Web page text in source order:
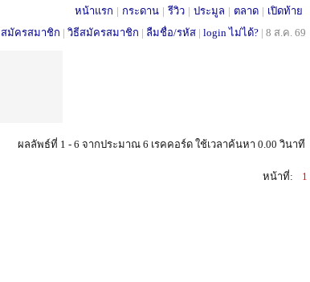
หน้าแรก | กระดาน | รีวิว | ประมูล | ตลาด | เปิดท้าย
สมัครสมาชิก | วิธีสมัครสมาชิก | ลืมชื่อ/รหัส | login ไม่ได้? | 8 ส.ค. 69
ผลลัพธ์ที่ 1 - 6 จากประมาณ 6 เรคคอร์ด ใช้เวลาค้นหา 0.00 วินาที
หน้าที่: 1